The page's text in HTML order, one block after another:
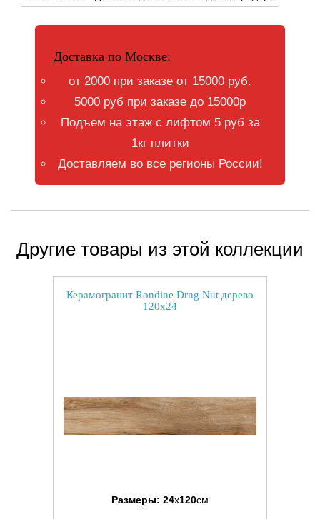
Доставка по Москве:
от 2000 при заказе от 15000 руб.
5000 руб при заказе до 15000р
Подъем на этаж с лифтом 5 руб за
1кг плитки
Доставляем во все регионы России!
Другие товары из этой коллекции
Керамогранит Rondine Drng Nut дерево
120x24
Размеры: 24x120см